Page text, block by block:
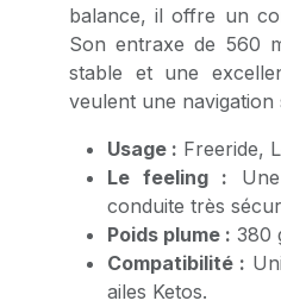
balance, il offre un
Son entraxe de 560
stable et une
veulent une navigation
Usage : Freeride,
Le feeling :
conduite très
Poids plume : 380
Compatibilité :
ailes Ketos.